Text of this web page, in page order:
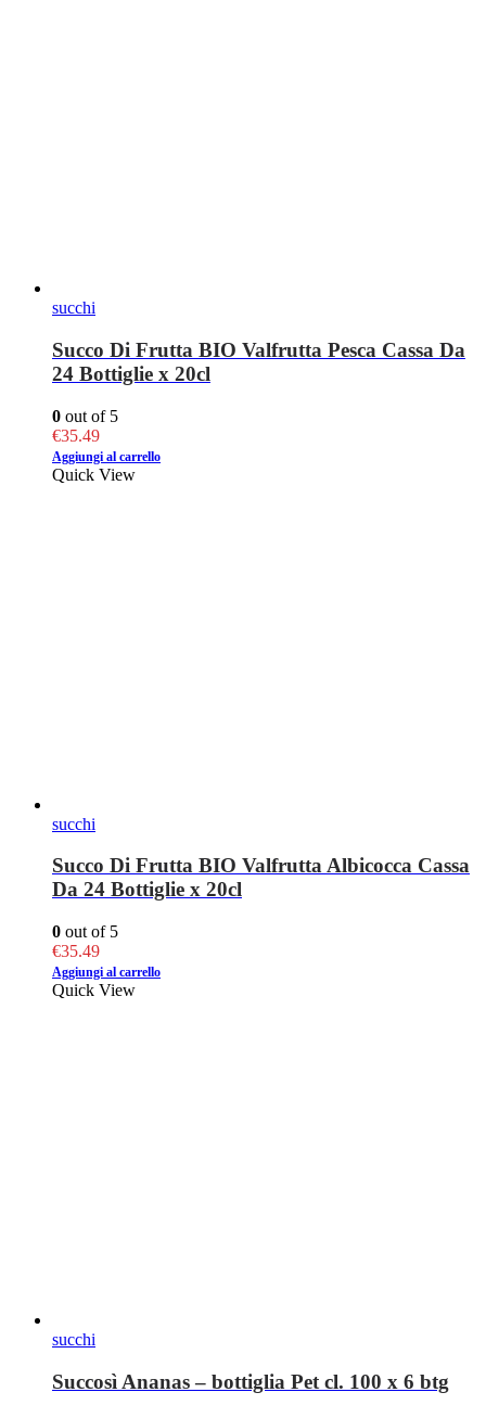
succhi
Succo Di Frutta BIO Valfrutta Pesca Cassa Da
24 Bottiglie x 20cl
0 out of 5
€35.49
Aggiungi al carrello
Quick View
succhi
Succo Di Frutta BIO Valfrutta Albicocca Cassa
Da 24 Bottiglie x 20cl
0 out of 5
€35.49
Aggiungi al carrello
Quick View
succhi
Succosì Ananas – bottiglia Pet cl. 100 x 6 btg